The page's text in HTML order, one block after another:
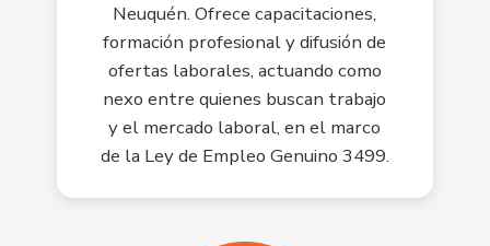
Neuquén. Ofrece capacitaciones,
formación profesional y difusión de
ofertas laborales, actuando como
nexo entre quienes buscan trabajo
y el mercado laboral, en el marco
de la Ley de Empleo Genuino 3499.